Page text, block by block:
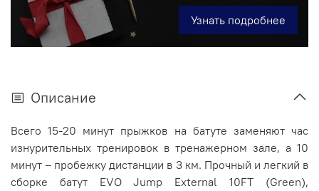
Узнать подробнее
Описание
Всего 15-20 минут прыжков на батуте заменяют час
изнурительных тренировок в тренажерном зале, а 10
минут – пробежку дистанции в 3 км. Прочный и легкий в
сборке батут EVO Jump External 10FT (Green),